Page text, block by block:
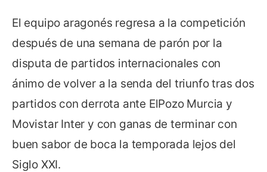
El equipo aragonés regresa a la competición
después de una semana de parón por la
disputa de partidos internacionales con
ánimo de volver a la senda del triunfo tras dos
partidos con derrota ante ElPozo Murcia y
Movistar Inter y con ganas de terminar con
buen sabor de boca la temporada lejos del
Siglo XXI.